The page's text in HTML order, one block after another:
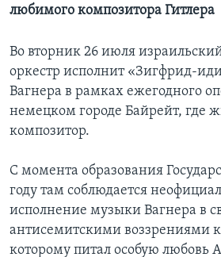
любимого композитора Гитлера
Во вторник 26 июля
оркестр исполнит «Зигфрид-
Вагнера в рамках ежегодного
немецком городе Байрейт, где
композитор.
С момента образования
году там соблюдается
исполнение музыки Вагнера в
антисемитскими воззрениями
которому питал особую любовь